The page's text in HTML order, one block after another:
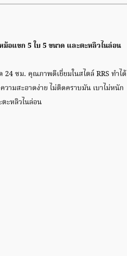
อแขก 5 ใบ 5 ขนาด และตะหลิวไนล่อน
ซม. คุณภาพดีเยี่ยมในสไตล์ RRS ทำได้
ามสะอาดง่าย ไม่ติดคราบมัน เบาไม่หนัก
ะหลิวไนล่อน